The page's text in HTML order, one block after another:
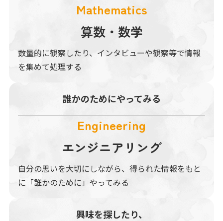
Mathematics
算数・数学
数量的に観察したり、インタビューや観察等で情報
を集めて処理する
誰かのためにやってみる
Engineering
エンジニアリング
自分の思いを大切にしながら、得られた情報をもと
に「誰かのために」やってみる
興味を探したり、